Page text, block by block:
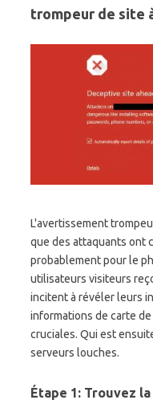
trompeur de site
L'avertissement
que des attaquants ont
probablement pour le
utilisateurs visiteurs
incitent à révéler leurs
informations de carte
cruciales. Qui est
serveurs louches.
Étape 1: Trouvez